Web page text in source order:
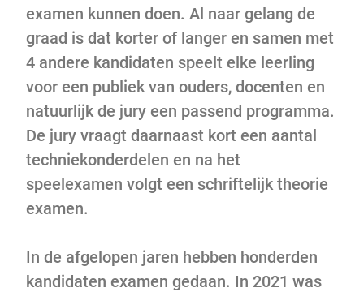
examen kunnen doen. Al naar gelang de
graad is dat korter of langer en samen met
4 andere kandidaten speelt elke leerling
voor een publiek van ouders, docenten en
natuurlijk de jury een passend programma.
De jury vraagt daarnaast kort een aantal
techniekonderdelen en na het
speelexamen volgt een schriftelijk theorie
examen.
In de afgelopen jaren hebben honderden
kandidaten examen gedaan. In 2021 was